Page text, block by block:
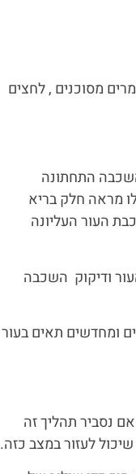
מסוכנים , לחצים
התחתונה
מראה חלק בריא
העור העליונה
ודיקוק השכבה
ומחדשים תאים בעור
נסביר תהליך זה
לעזור במצב כזה.